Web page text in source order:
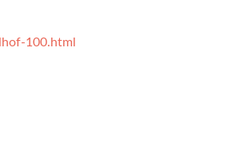
100.html